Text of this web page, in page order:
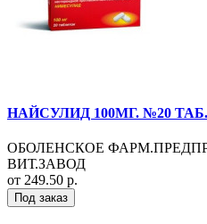
НАЙСУЛИД 100МГ. №20
ОБОЛЕНСКОЕ
ВИТ.ЗАВОД
от 249.50 р.
Под заказ